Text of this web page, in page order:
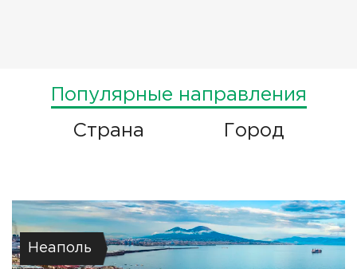
Популярные направления
Страна Город
Неаполь